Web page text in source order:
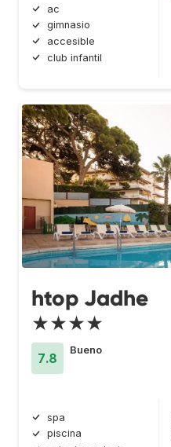
ac
gimnasio
accesible
club infantil
htop Jadhe
★★★★
7.8
Bueno
spa
piscina